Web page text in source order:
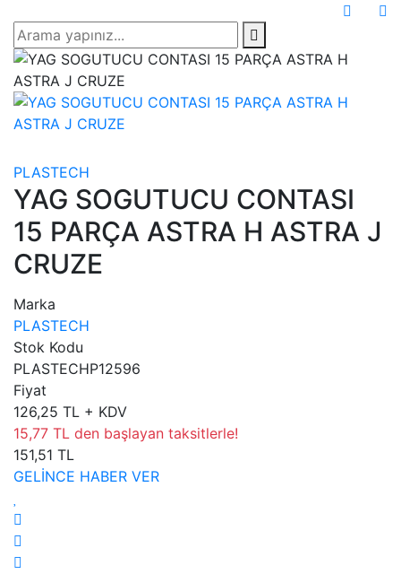
PLASTECH
YAG SOGUTUCU CONTASI
15 PARÇA ASTRA H ASTRA J
CRUZE
Marka
PLASTECH
Stok Kodu
PLASTECHP12596
Fiyat
126,25 TL + KDV
15,77 TL den başlayan taksitlerle!
151,51 TL
GELİNCE HABER VER